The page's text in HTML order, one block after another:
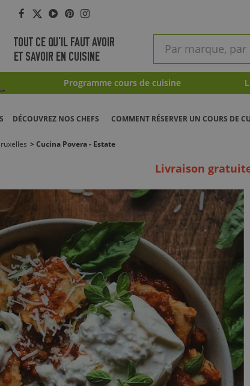
Facebook
Twitter
YouTube
Pinterest
Instagram
TOUT CE QU'IL FAUT AVOIR
ET SAVOIR EN CUISINE
rapide
Programme cours de cuisine
DÉCOUVREZ NOS CHEFS COMMENT RÉSERVER UN COURS DE
> Cucina Povera - Estate
Livraison